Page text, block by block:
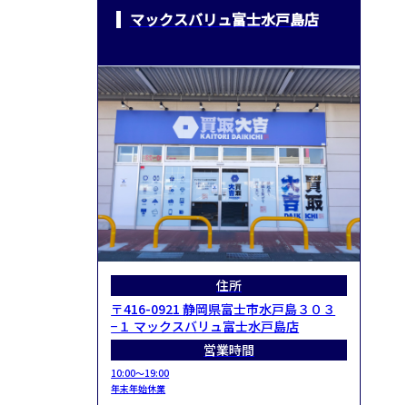
マックスバリュ富士水戸島店
住所
〒416-0921 静岡県富士市水戸島３０３
−１ マックスバリュ富士水戸島店
営業時間
10:00～19:00
年末年始休業